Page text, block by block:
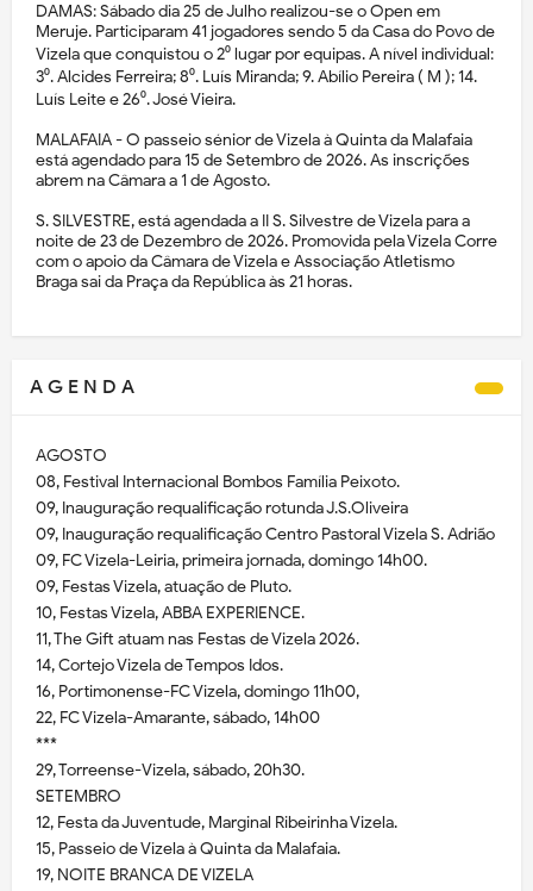
DAMAS: Sábado dia 25 de Julho realizou-se o Open em
Meruje. Participaram 41 jogadores sendo 5 da Casa do Povo de
Vizela que conquistou o 2⁰ lugar por equipas. A nível individual:
3⁰. Alcides Ferreira; 8⁰. Luís Miranda; 9. Abílio Pereira ( M ); 14.
Luís Leite e 26⁰. José Vieira.
MALAFAIA - O passeio sénior de Vizela à Quinta da Malafaia
está agendado para 15 de Setembro de 2026. As inscrições
abrem na Câmara a 1 de Agosto.
S. SILVESTRE, está agendada a II S. Silvestre de Vizela para a
noite de 23 de Dezembro de 2026. Promovida pela Vizela Corre
com o apoio da Câmara de Vizela e Associação Atletismo
Braga sai da Praça da República às 21 horas.
A G E N D A
AGOSTO
08, Festival Internacional Bombos Família Peixoto.
09, Inauguração requalificação rotunda J.S.Oliveira
09, Inauguração requalificação Centro Pastoral Vizela S. Adrião
09, FC Vizela-Leiria, primeira jornada, domingo 14h00.
09, Festas Vizela, atuação de Pluto.
10, Festas Vizela, ABBA EXPERIENCE.
11, The Gift atuam nas Festas de Vizela 2026.
14, Cortejo Vizela de Tempos Idos.
16, Portimonense-FC Vizela, domingo 11h00,
22, FC Vizela-Amarante, sábado, 14h00
***
29, Torreense-Vizela, sábado, 20h30.
SETEMBRO
12, Festa da Juventude, Marginal Ribeirinha Vizela.
15, Passeio de Vizela à Quinta da Malafaia.
19, NOITE BRANCA DE VIZELA